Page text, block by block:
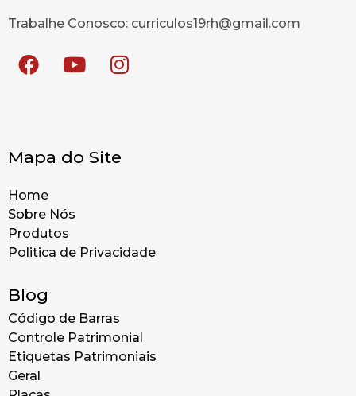
Trabalhe Conosco: curriculos19rh@gmail.com
Mapa do Site
Home
Sobre Nós
Produtos
Politica de Privacidade
Blog
Código de Barras
Controle Patrimonial
Etiquetas Patrimoniais
Geral